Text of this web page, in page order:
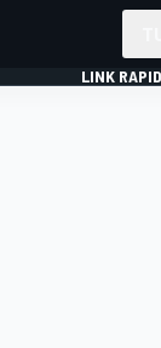
LINK